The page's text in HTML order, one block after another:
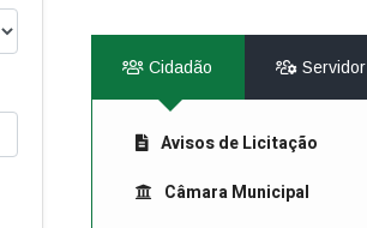
Cidadão Servidor
Avisos de Licitação
Câmara Municipal